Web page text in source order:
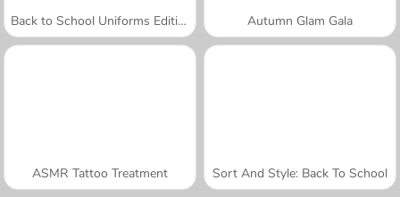
Back to School Uniforms Edition Autumn Glam Gala
ASMR Tattoo Treatment Sort And Style: Back To School